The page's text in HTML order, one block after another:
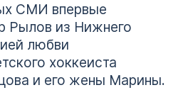
СМИ впервые
Рылов из Нижнего
любви
хоккеиста
и его жены Марины.